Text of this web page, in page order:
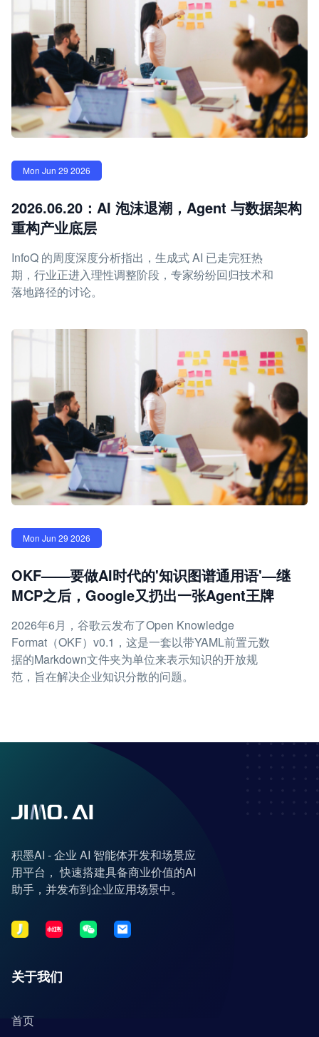
Mon Jun 29 2026
2026.06.20：AI 泡沫退潮，Agent 与数据架构
重构产业底层
InfoQ 的周度深度分析指出，生成式 AI 已走完狂热
期，行业正进入理性调整阶段，专家纷纷回归技术和
落地路径的讨论。
Mon Jun 29 2026
OKF——要做AI时代的'知识图谱通用语'—继
MCP之后，Google又扔出一张Agent王牌
2026年6月，谷歌云发布了Open Knowledge
Format（OKF）v0.1，这是一套以带YAML前置元数
据的Markdown文件夹为单位来表示知识的开放规
范，旨在解决企业知识分散的问题。
积墨AI - 企业 AI 智能体开发和场景应
用平台， 快速搭建具备商业价值的AI
助手，并发布到企业应用场景中。
关于我们
首页